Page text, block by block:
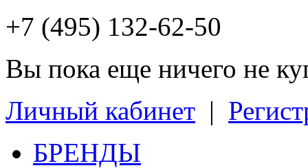
+7 (495) 132-62-50
Вы пока еще ничего не
Личный кабинет |
БРЕНДЫ